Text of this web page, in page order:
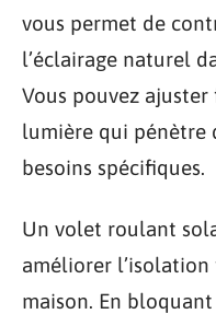
vous permet de
l’éclairage naturel
Vous pouvez
lumière qui pénètre
besoins spécifiques.
Un volet roulant
améliorer
maison. En